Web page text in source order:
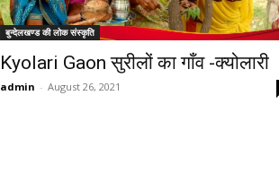
बुन्देलखण्ड की लोक संस्कृति
Kyolari Gaon सुरीलों का गाँव -क्योलारी
admin - August 26, 2021